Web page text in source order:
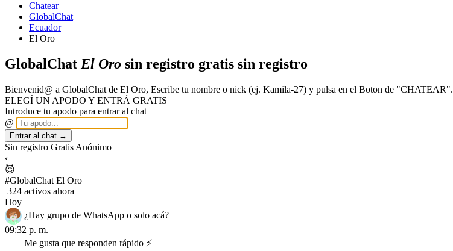
Chatear
GlobalChat
Ecuador
El Oro
GlobalChat El Oro sin registro gratis sin registro
Bienvenid@ a GlobalChat de El Oro, Escribe tu nombre o nick (ej. Kamila-27) y pulsa en el Boton de "CHATEAR".
ELEGÍ UN APODO Y ENTRÁ GRATIS
Introduce tu apodo para entrar al chat
@
Entrar al chat →
Sin registro Gratis Anónimo
‹
😈
#GlobalChat El Oro
324 activos ahora
Hoy
¿Hay grupo de WhatsApp o solo acá?
09:32 p. m.
Me gusta que responden rápido ⚡